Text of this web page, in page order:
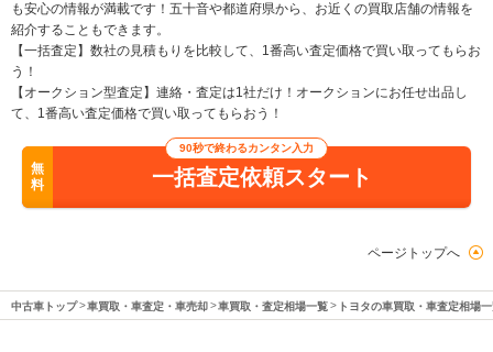
も安心の情報が満載です！五十音や都道府県から、お近くの買取店舗の情報を
紹介することもできます。
【一括査定】数社の見積もりを比較して、1番高い査定価格で買い取ってもらお
う！
【オークション型査定】連絡・査定は1社だけ！オークションにお任せ出品し
て、1番高い査定価格で買い取ってもらおう！
無
料
90秒で終わるカンタン入力
一括査定依頼スタート
ページトップへ
中古車トップ 車買取・車査定・車売却 車買取・査定相場一覧 トヨタの車買取・車査定相場